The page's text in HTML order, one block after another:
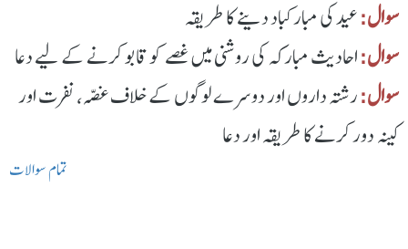
سوال:عید کی مبارکباد دینے کا طریقہ
سوال:احادیث مبارکہ کی روشنی میں غصے کو قابو کرنے کے لیے دعا
سوال:رشتہ داروں اور دوسرے لوگوں کے خلاف غصّہ، نفرت اور
کینہ دور کرنے کا طریقہ اور دعا
تمام سوالات